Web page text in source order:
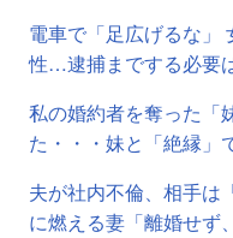
電車で「足広げるな」
性…逮捕までする必要
私の婚約者を奪った「
た・・・妹と「絶縁」
夫が社内不倫、相手
に燃える妻「離婚せず